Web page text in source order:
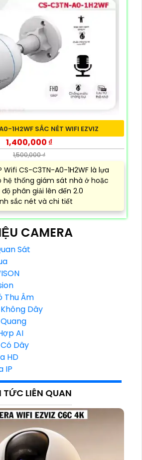
1H2WF SẮC NÉT WIFI EZVIZ
1,400,000 ₫
1,500,000 ₫
CS-C3TN-A0-1H2WF là lựa
thống giám sát nhà ở hoặc
phân giải lên đến 2.0
sắc nét và chi tiết
CAMERA
Sát
Thu Âm
Dây
AI
Dây
HD
IP
TỨC LIÊN QUAN